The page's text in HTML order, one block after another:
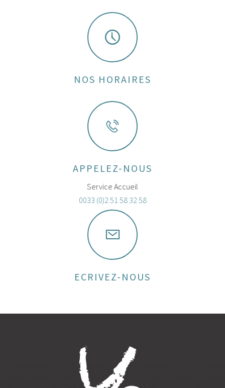
NOS HORAIRES
APPELEZ-NOUS
Service Accueil
0033 (0)2 51 58 32 58
ECRIVEZ-NOUS